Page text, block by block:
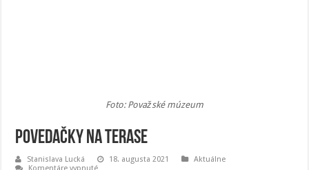
Foto: Považské múzeum
Povedačky na terase
Stanislava Lucká 18. augusta 2021
Aktuálne
na